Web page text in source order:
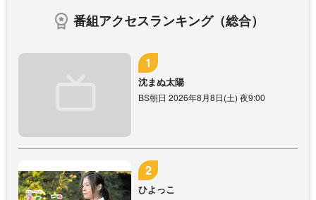
番組アクセスランキング（総合）
沈まぬ太陽
BS朝日 2026年8月8日(土) 夜9:00
ひよっこ